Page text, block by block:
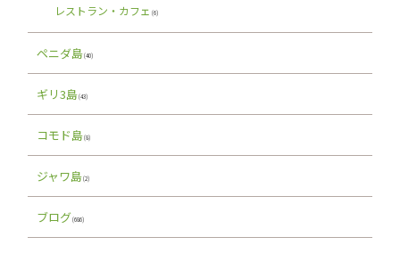
レストラン・カフェ (6)
ペニダ島(40)
ギリ3島(43)
コモド島(8)
ジャワ島(2)
ブログ(686)